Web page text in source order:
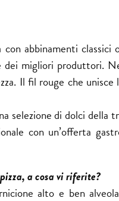
abbinamenti classici
dei migliori produttori.
Il fil rouge che unisce
selezione di dolci della
con un’offerta
a cosa vi riferite?
alto e ben